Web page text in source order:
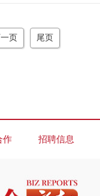
页 尾页
作 招聘信息